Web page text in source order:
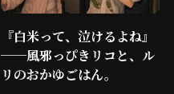
『白米って、泣けるよね』
──風邪っぴきリコと、ル
リのおかゆごはん。